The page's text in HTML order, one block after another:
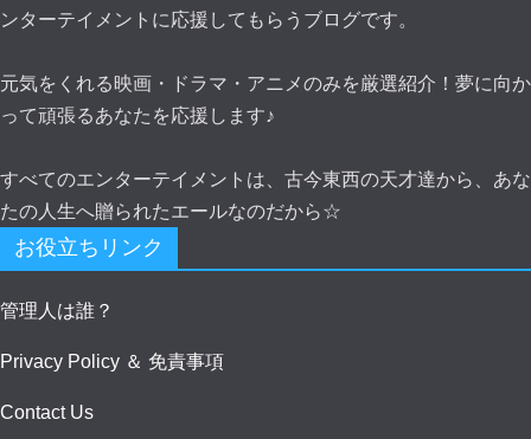
ンターテイメントに応援してもらうブログです。
元気をくれる映画・ドラマ・アニメのみを厳選紹介！夢に向か
って頑張るあなたを応援します♪
すべてのエンターテイメントは、古今東西の天才達から、あな
たの人生へ贈られたエールなのだから☆
お役立ちリンク
管理人は誰？
Privacy Policy ＆ 免責事項
Contact Us